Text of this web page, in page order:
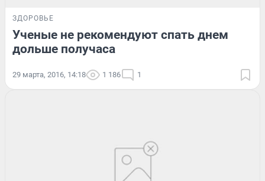
ЗДОРОВЬЕ
Ученые не рекомендуют спать днем
дольше получаса
29 марта, 2016, 14:18 1 186 1